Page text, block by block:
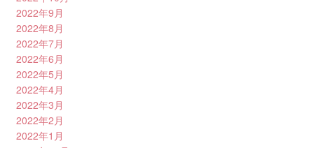
2022年9月
2022年8月
2022年7月
2022年6月
2022年5月
2022年4月
2022年3月
2022年2月
2022年1月